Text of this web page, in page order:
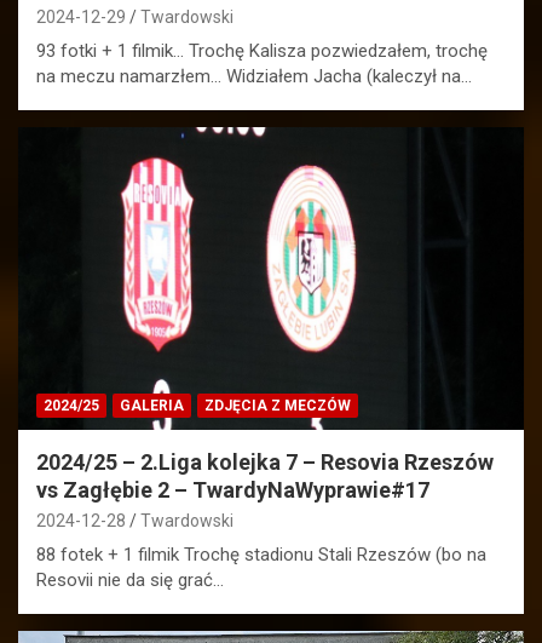
2024-12-29 Twardowski
93 fotki + 1 filmik… Trochę Kalisza pozwiedzałem, trochę
na meczu namarzłem… Widziałem Jacha (kaleczył na…
2024/25 GALERIA ZDJĘCIA Z MECZÓW
2024/25 – 2.Liga kolejka 7 – Resovia Rzeszów
vs Zagłębie 2 – TwardyNaWyprawie#17
2024-12-28 Twardowski
88 fotek + 1 filmik Trochę stadionu Stali Rzeszów (bo na
Resovii nie da się grać…